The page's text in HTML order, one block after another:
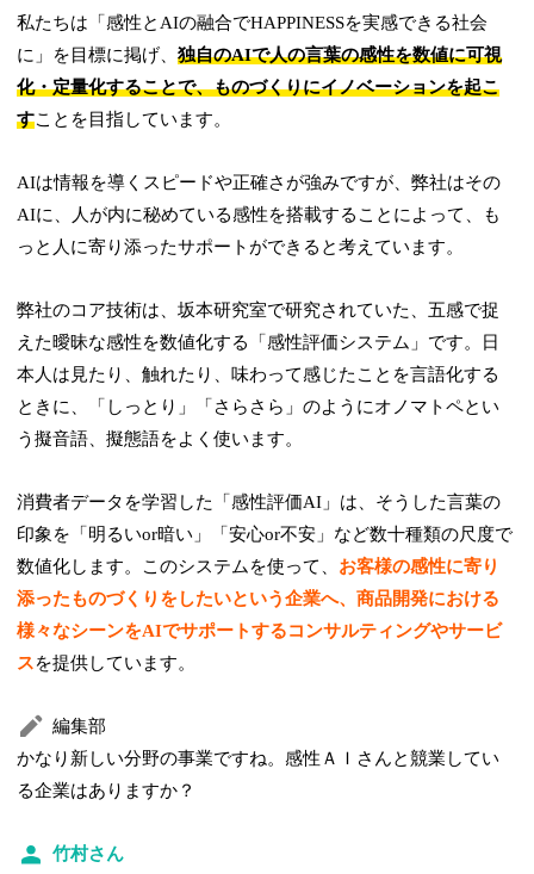
私たちは「感性とAIの融合でHAPPINESSを実感できる社会
に」を目標に掲げ、独自のAIで人の言葉の感性を数値に可視
化・定量化することで、ものづくりにイノベーションを起こ
すことを目指しています。
AIは情報を導くスピードや正確さが強みですが、弊社はその
AIに、人が内に秘めている感性を搭載することによって、も
っと人に寄り添ったサポートができると考えています。
弊社のコア技術は、坂本研究室で研究されていた、五感で捉
えた曖昧な感性を数値化する「感性評価システム」です。日
本人は見たり、触れたり、味わって感じたことを言語化する
ときに、「しっとり」「さらさら」のようにオノマトペとい
う擬音語、擬態語をよく使います。
消費者データを学習した「感性評価AI」は、そうした言葉の
印象を「明るいor暗い」「安心or不安」など数十種類の尺度で
数値化します。このシステムを使って、 お客様の感性に寄り
添ったものづくりをしたいという企業へ、商品開発における
様々なシーンをAIでサポートするコンサルティングやサービ
スを提供しています。
編集部
かなり新しい分野の事業ですね。感性ＡＩさんと競業してい
る企業はありますか？
竹村さん